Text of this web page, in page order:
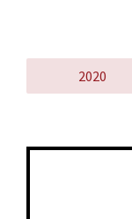
2020